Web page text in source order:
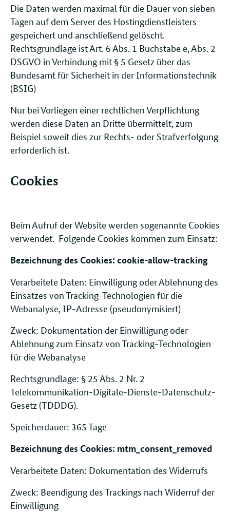
Die Daten werden maximal für die Dauer von sieben
Tagen auf dem Server des Hostingdienstleisters
gespeichert und anschließend gelöscht.
Rechtsgrundlage ist Art. 6 Abs. 1 Buchstabe e, Abs. 2
DSGVO in Verbindung mit § 5 Gesetz über das
Bundesamt für Sicherheit in der Informationstechnik
(BSIG)
Nur bei Vorliegen einer rechtlichen Verpflichtung
werden diese Daten an Dritte übermittelt, zum
Beispiel soweit dies zur Rechts- oder Strafverfolgung
erforderlich ist.
Cookies
Beim Aufruf der Website werden sogenannte Cookies
verwendet. Folgende Cookies kommen zum Einsatz:
Bezeichnung des Cookies: cookie-allow-tracking
Verarbeitete Daten: Einwilligung oder Ablehnung des
Einsatzes von Tracking-Technologien für die
Webanalyse, IP-Adresse (pseudonymisiert)
Zweck: Dokumentation der Einwilligung oder
Ablehnung zum Einsatz von Tracking-Technologien
für die Webanalyse
Rechtsgrundlage: § 25 Abs. 2 Nr. 2
Telekommunikation-Digitale-Dienste-Datenschutz-
Gesetz (TDDDG).
Speicherdauer: 365 Tage
Bezeichnung des Cookies: mtm_consent_removed
Verarbeitete Daten: Dokumentation des Widerrufs
Zweck: Beendigung des Trackings nach Widerruf der
Einwilligung